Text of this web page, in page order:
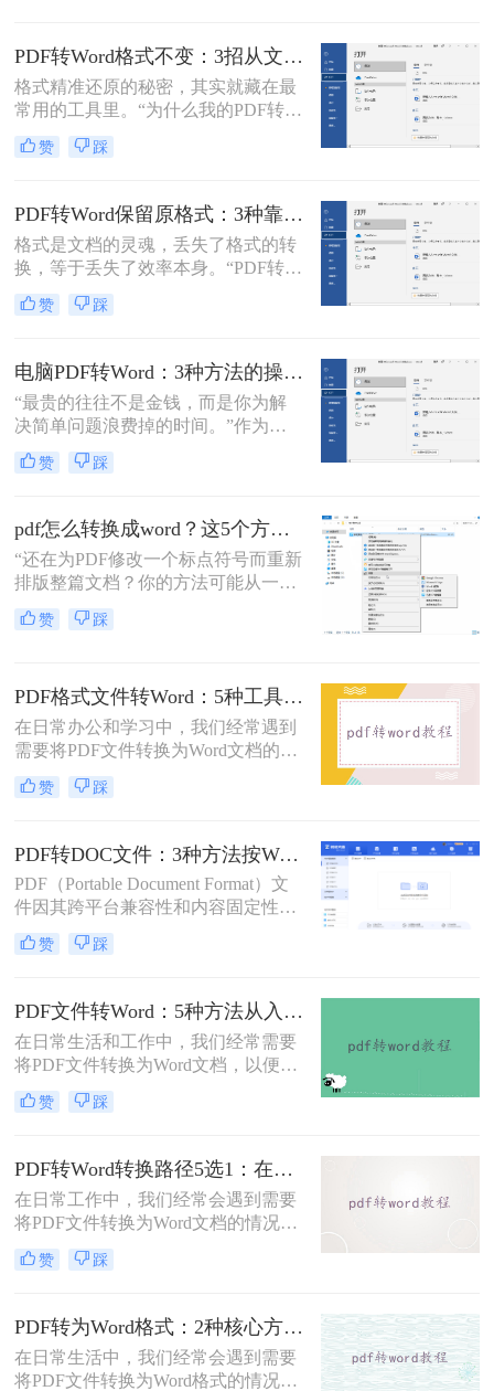
的PDF是什么类型、要转几个文件、
对排版要求高不高。本文就按不同场
景，把我自己实际用过、觉得靠谱的
转、批量处理、以及对排版要求高时
PDF转Word格式不变：3招从文件选择到输出设置全流程！
格式精准还原的秘密，其实就藏在最
常用的工具里。“为什么我的PDF转成
Word后，格式全乱了？”——这是小
编在后台收到最多的问题之一。相信
疼：一份精心排版的报告、合同或方
案，转换后却面目全非，表格错位、
字体变异、版面混乱，不得不花费大
量时间重新调整。
赞 踩
PDF转Word保留原格式：3种靠谱方法的关键参数配置！
格式是文档的灵魂，丢失了格式的转
换，等于丢失了效率本身。“PDF转完
Word，排版全乱了，还不如自己重打
一遍！”这是小编在后台收到最多的
域多年的测评博主，我深知一份格式
错乱、需要手动调整数小时的Word文
档，对职场人来说是多么糟糕的体
验。那么pdf转word如何保留原格式
呢？
赞 踩
电脑PDF转Word：3种方法的操作步骤和常见报错处理！
“最贵的往往不是金钱，而是你为解
决简单问题浪费掉的时间。”作为专
注电脑办公软件测评多年的博
主，“电脑怎么将pdf转换成word免
背后，是无数职场人和内容创作者面
对合同、报告、文献时，渴望高效提
取、编辑信息的真切需求。
赞 踩
pdf怎么转换成word？这5个方法亲测有效，职场人必备技能！
“还在为PDF修改一个标点符号而重新
排版整篇文档？你的方法可能从一开
始就错了。”作为一名深耕电脑办公
软件领域多年的测评博主，小编每天
赞 踩
PDF格式文件转Word：5种工具按文件来源和用途对照选择！
在日常办公和学习中，我们经常遇到
需要将PDF文件转换为Word文档的需
求。PDF格式的文件如何转Word一直
是困扰许多用户的难题。无论是需要
调整报告格式，掌握高效的PDF转
Word技巧都至关重要。本文将为您详
细介绍几种经过实践验证的有效方
法，帮助您快速解决格式转换问题。
赞 踩
PDF转DOC文件：3种方法按Word版本兼容性选择！
PDF（Portable Document Format）文
件因其跨平台兼容性和内容固定性而
广受欢迎，但在某些情况下，我们可
能需要将其转换为DOC（Microsoft
那么pdf文件怎么转换成doc文件呢？
本文将介绍三种将PDF文件转换成
DOC文件的方法。
赞 踩
PDF文件转Word：5种方法从入门到避坑的实操指南！
在日常生活和工作中，我们经常需要
将PDF文件转换为Word文档，以便于
编辑和修改。那么怎么把pdf文件转换
成word呢？本文将详细介绍几种将
助大家轻松应对这一需求。
赞 踩
PDF转Word转换路径5选1：在线、软件、手机端各场景最优解！
在日常工作中，我们经常会遇到需要
将PDF文件转换为Word文档的情况，
以便对内容进行编辑或修改。那么pdf
转word怎么转呢？本文将介绍五种将
最适合自己的转换方式。
赞 踩
PDF转为Word格式：2种核心方法的适用场景和操作差异！
在日常生活中，我们经常会遇到需要
将PDF文件转换为Word格式的情况，